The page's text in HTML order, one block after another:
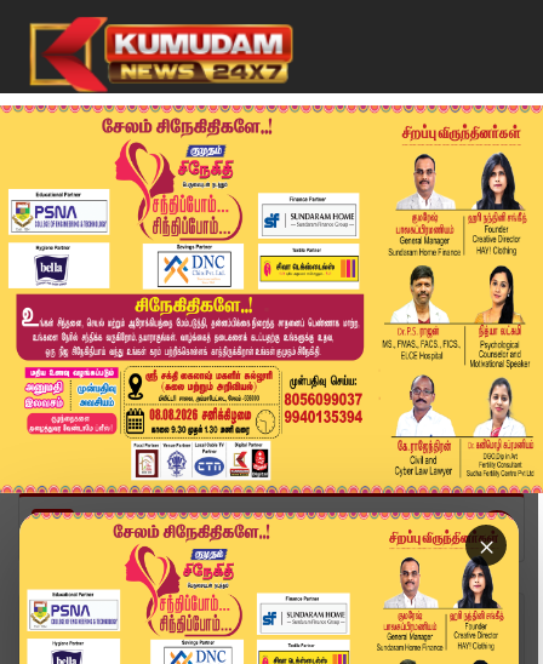
×
Home
அரசியல்
தந்தை - மகன் சண்டையால் மாம்பழம் சின்னத்துக்கு ச...